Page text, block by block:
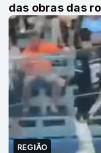
das obras das
REGIÃO